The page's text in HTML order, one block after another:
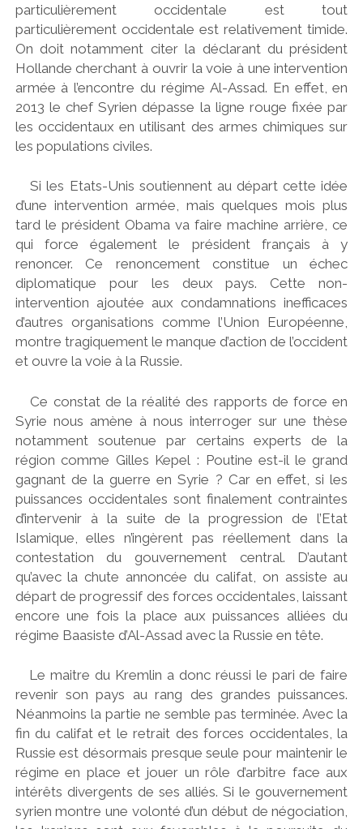
particulièrement occidentale est tout
particulièrement occidentale est relativement timide.
On doit notamment citer la déclarant du président
Hollande cherchant à ouvrir la voie à une intervention
armée à l’encontre du régime Al-Assad. En effet, en
2013 le chef Syrien dépasse la ligne rouge fixée par
les occidentaux en utilisant des armes chimiques sur
les populations civiles.
Si les Etats-Unis soutiennent au départ cette idée
d’une intervention armée, mais quelques mois plus
tard le président Obama va faire machine arrière, ce
qui force également le président français à y
renoncer. Ce renoncement constitue un échec
diplomatique pour les deux pays. Cette non-
intervention ajoutée aux condamnations inefficaces
d’autres organisations comme l’Union Européenne,
montre tragiquement le manque d’action de l’occident
et ouvre la voie à la Russie.
Ce constat de la réalité des rapports de force en
Syrie nous amène à nous interroger sur une thèse
notamment soutenue par certains experts de la
région comme Gilles Kepel : Poutine est-il le grand
gagnant de la guerre en Syrie ? Car en effet, si les
puissances occidentales sont finalement contraintes
d’intervenir à la suite de la progression de l’Etat
Islamique, elles n’ingèrent pas réellement dans la
contestation du gouvernement central. D’autant
qu’avec la chute annoncée du califat, on assiste au
départ de progressif des forces occidentales, laissant
encore une fois la place aux puissances alliées du
régime Baasiste d’Al-Assad avec la Russie en tête.
Le maitre du Kremlin a donc réussi le pari de faire
revenir son pays au rang des grandes puissances.
Néanmoins la partie ne semble pas terminée. Avec la
fin du califat et le retrait des forces occidentales, la
Russie est désormais presque seule pour maintenir le
régime en place et jouer un rôle d’arbitre face aux
intérêts divergents de ses alliés. Si le gouvernement
syrien montre une volonté d’un début de négociation,